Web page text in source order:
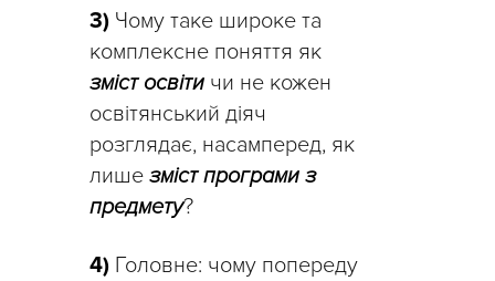
3) Чому таке широке та
комплексне поняття як
зміст освіти чи не кожен
освітянський діяч
розглядає, насамперед, як
лише зміст програми з
предмету?
4) Головне: чому попереду